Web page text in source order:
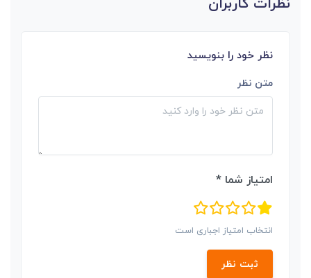
نظرات کاربران
نظر خود را بنویسید
متن نظر
امتیاز شما *
انتخاب امتیاز اجباری است
ثبت نظر